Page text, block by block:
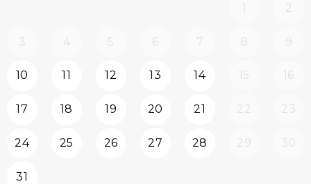
1 2
3 4 5 6 7 8 9
10 11 12 13 14 15 16
17 18 19 20 21 22 23
24 25 26 27 28 29 30
31